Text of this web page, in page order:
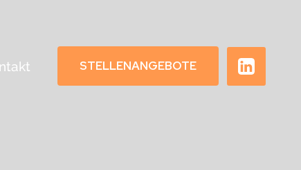
STELLENANGEBOTE